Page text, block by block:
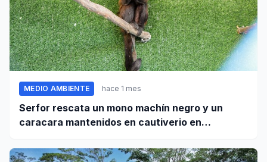
MEDIO AMBIENTE hace 1 mes
Serfor rescata un mono machín negro y un
caracara mantenidos en cautiverio en